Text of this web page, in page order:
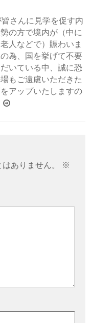
さんに見学を促す内
の方で境内が（中に
人などで）賑わいま
為、国を挙げて不要
いている中、誠に恐
もご遠慮いただきた
アップいたしますの
ありません。
※